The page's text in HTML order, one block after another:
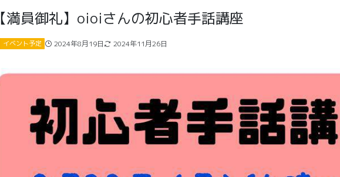
【満員御礼】oioiさんの初心者手話講座
イベント予定 2024年8月19日 2024年11月26日